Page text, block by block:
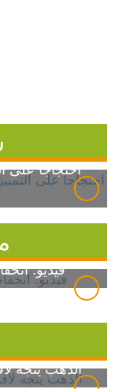
احتجاجاً على
فيديو:
الذهب يتجه